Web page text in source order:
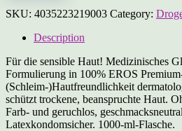
SKU: 4035223219003 Category:
Description
Für die sensible Haut! Medizinisches
Formulierung in 100% EROS
(Schleim-)Hautfreundlichkeit
schützt trockene, beanspruchte Haut.
Farb- und geruchlos,
Latexkondomsicher. 1000-ml-Flasche.